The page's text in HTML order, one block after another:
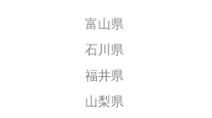
富山県
石川県
福井県
山梨県